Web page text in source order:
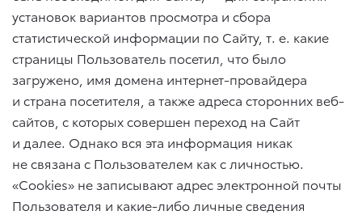
установок вариантов просмотра и сбора
статистической информации по Сайту, т. е. какие
страницы Пользователь посетил, что было
загружено, имя домена интернет-провайдера
и страна посетителя, а также адреса сторонних веб-
сайтов, с которых совершен переход на Сайт
и далее. Однако вся эта информация никак
не связана с Пользователем как с личностью.
«Cookies» не записывают адрес электронной почты
Пользователя и какие-либо личные сведения